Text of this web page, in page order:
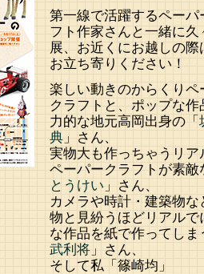
第一線で活躍するペーパ
フト作家さんと一緒に久
展、お近くにお越しの際
お立ち寄りください！
楽しい動きのからくりペ
クラフトと、ポップな作
力的な地元高岡出身の「
典」さん、
実物大も作っちゃうリア
ペーパークラフトが素敵
とうけい」さん、
カメラや時計・建築物な
物と見紛うほどリアルで
な作品を紙で作ってしま
武利将」さん、
そして私「篠崎均」